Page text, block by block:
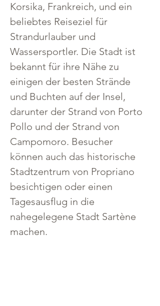
Korsika, Frankreich, und ein
beliebtes Reiseziel für
Strandurlauber und
Wassersportler. Die Stadt ist
bekannt für ihre Nähe zu
einigen der besten Strände
und Buchten auf der Insel,
darunter der Strand von Porto
Pollo und der Strand von
Campomoro. Besucher
können auch das historische
Stadtzentrum von Propriano
besichtigen oder einen
Tagesausflug in die
nahegelegene Stadt Sartène
machen.